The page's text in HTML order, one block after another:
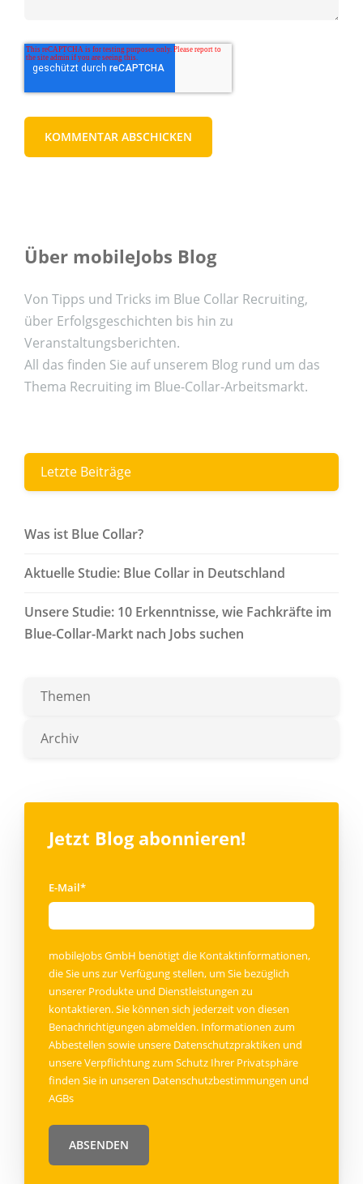
Über mobileJobs Blog
Von Tipps und Tricks im Blue Collar Recruiting,
über Erfolgsgeschichten bis hin zu
Veranstaltungsberichten.
All das finden Sie auf unserem Blog rund um das
Thema Recruiting im Blue-Collar-Arbeitsmarkt.
Letzte Beiträge
Was ist Blue Collar?
Aktuelle Studie: Blue Collar in Deutschland
Unsere Studie: 10 Erkenntnisse, wie Fachkräfte im
Blue-Collar-Markt nach Jobs suchen
Themen
Archiv
Jetzt Blog abonnieren!
E-Mail*
mobileJobs GmbH benötigt die Kontaktinformationen,
die Sie uns zur Verfügung stellen, um Sie bezüglich
unserer Produkte und Dienstleistungen zu
kontaktieren. Sie können sich jederzeit von diesen
Benachrichtigungen abmelden. Informationen zum
Abbestellen sowie unsere Datenschutzpraktiken und
unsere Verpflichtung zum Schutz Ihrer Privatsphäre
finden Sie in unseren Datenschutzbestimmungen und
AGBs